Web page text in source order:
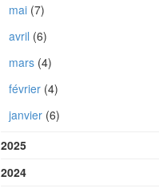
mai(7)
avril (6)
mars(4)
février(4)
janvier(6)
2025
2024